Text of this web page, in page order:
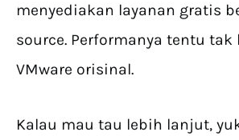
menyediakan layanan gratis
source. Performanya tentu tak
VMware orisinal.
Kalau mau tau lebih lanjut,